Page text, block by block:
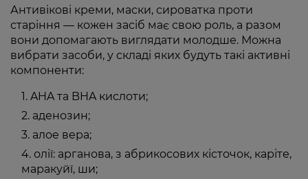
Антивікові креми, маски, сироватка проти
старіння — кожен засіб має свою роль, а разом
вони допомагають виглядати молодше. Можна
вибрати засоби, у складі яких будуть такі активні
компоненти:
AHA та BHA кислоти;
аденозин;
алое вера;
олії: арганова, з абрикосових кісточок, каріте,
маракуйї, ши;